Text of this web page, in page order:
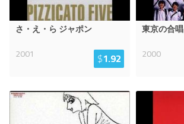
さ・え・ら ジャポン
2001
$1.92
東京の合唱
2000